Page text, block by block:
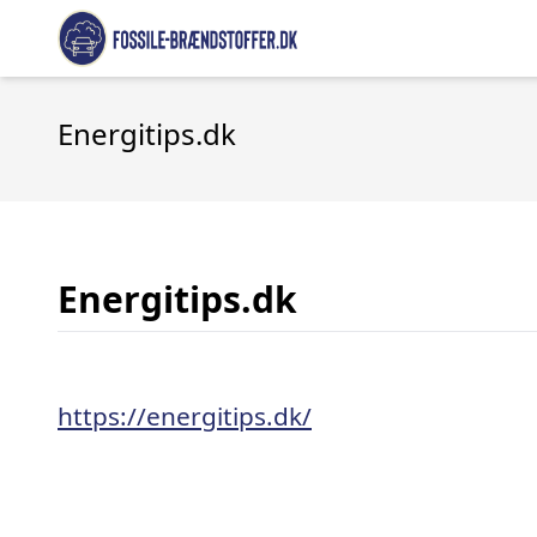
Energitips.dk
Energitips.dk
https://energitips.dk/